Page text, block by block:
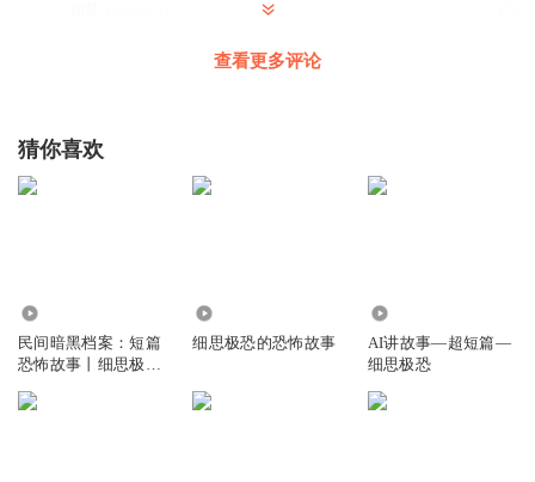
查看更多评论
猜你喜欢
民间暗黑档案：短篇
恐怖故事丨细思极恐
细思极恐的恐怖故事
AI讲故事—超短篇—
细思极恐